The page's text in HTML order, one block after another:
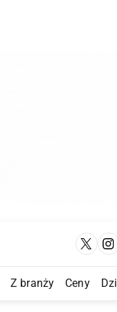
Z branży Ceny